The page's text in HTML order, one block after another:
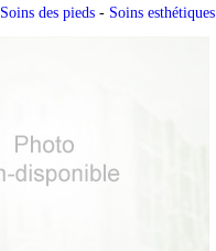
Soins des pieds - Soins esthétiques